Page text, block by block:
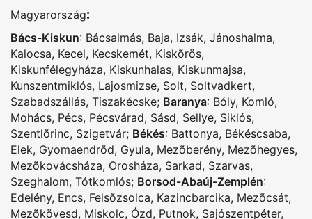
Magyarország:
Bács-Kiskun: Bácsalmás, Baja, Izsák, Jánoshalma,
Kalocsa, Kecel, Kecskemét, Kiskõrös,
Kiskunfélegyháza, Kiskunhalas, Kiskunmajsa,
Kunszentmiklós, Lajosmizse, Solt, Soltvadkert,
Szabadszállás, Tiszakécske; Baranya: Bóly, Komló,
Mohács, Pécs, Pécsvárad, Sásd, Sellye, Siklós,
Szentlõrinc, Szigetvár; Békés: Battonya, Békéscsaba,
Elek, Gyomaendrõd, Gyula, Mezõberény, Mezõhegyes,
Mezõkovácsháza, Orosháza, Sarkad, Szarvas,
Szeghalom, Tótkomlós; Borsod-Abaúj-Zemplén:
Edelény, Encs, Felsõzsolca, Kazincbarcika, Mezõcsát,
Mezõkövesd, Miskolc, Ózd, Putnok, Sajószentpéter,